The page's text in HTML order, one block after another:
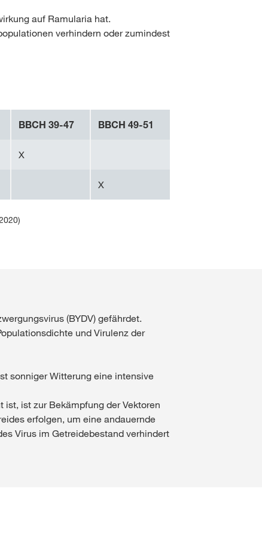
auf Ramularia hat.
verhindern oder zumindest
BBCH 39-47 BBCH 49-51
X
X
(BYDV) gefährdet.
und Virulenz der
sonniger Witterung eine intensive
ist zur Bekämpfung der Vektoren
erfolgen, um eine andauernde
Virus im Getreidebestand verhindert